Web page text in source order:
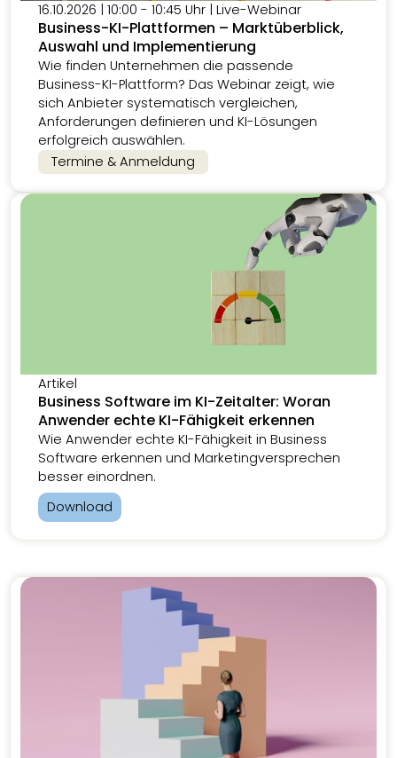
16.10.2026 | 10:00 - 10:45 Uhr | Live-Webinar
Business-KI-Plattformen – Marktüberblick,
Auswahl und Implementierung
Wie finden Unternehmen die passende
Business-KI-Plattform? Das Webinar zeigt, wie
sich Anbieter systematisch vergleichen,
Anforderungen definieren und KI-Lösungen
erfolgreich auswählen.
Termine & Anmeldung
Artikel
Business Software im KI-Zeitalter: Woran
Anwender echte KI-Fähigkeit erkennen
Wie Anwender echte KI-Fähigkeit in Business
Software erkennen und Marketingversprechen
besser einordnen.
Download